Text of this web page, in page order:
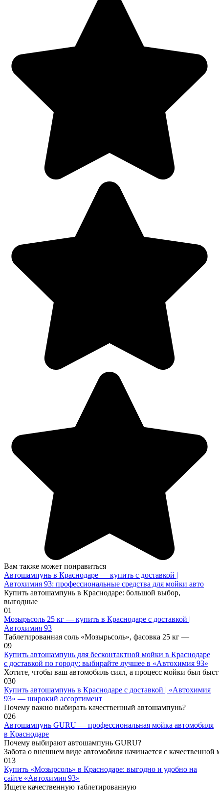
Вам также может понравиться
Автошампунь в Краснодаре — купить с доставкой |
Автохимия 93: профессиональные средства для мойки авто
Купить автошампунь в Краснодаре: большой выбор,
выгодные
01
Мозырьсоль 25 кг — купить в Краснодаре с доставкой |
Автохимия 93
Таблетированная соль «Мозырьсоль», фасовка 25 кг —
09
Купить автошампунь для бесконтактной мойки в Краснодаре
с доставкой по городу: выбирайте лучшее в «Автохимия 93»
Хотите, чтобы ваш автомобиль сиял, а процесс мойки был
030
Купить автошампунь в Краснодаре с доставкой | «Автохимия
93» — широкий ассортимент
Почему важно выбирать качественный автошампунь?
026
Автошампунь GURU — профессиональная мойка автомобиля
в Краснодаре
Почему выбирают автошампунь GURU?
Забота о внешнем виде автомобиля начинается с качественной
013
Купить «Мозырсоль» в Краснодаре: выгодно и удобно на
сайте «Автохимия 93»
Ищете качественную таблетированную